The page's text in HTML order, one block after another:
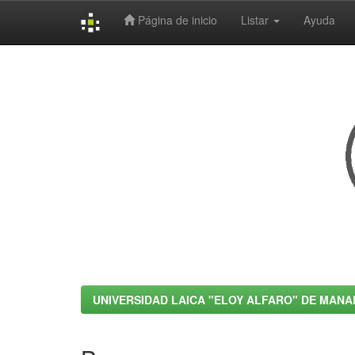
Página de inicio Listar Ayuda
UNIVERSIDAD LAICA "ELOY ALFARO" DE